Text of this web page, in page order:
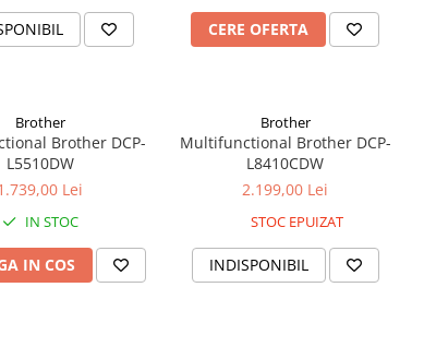
CERE OFERTA
Brother
Brother DCP-
L5510DW
Lei
IN STOC
IN COS
Brother
Multifunctional Brother DCP-
L8410CDW
2.199,00 Lei
STOC EPUIZAT
INDISPONIBIL